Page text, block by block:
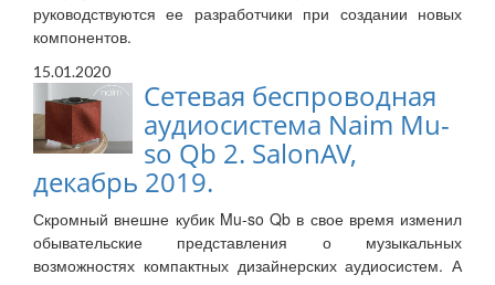
руководствуются ее разработчики при создании новых
компонентов.
15.01.2020
Сетевая беспроводная
аудиосистема Naim Mu-
so Qb 2. SalonAV,
декабрь 2019.
Скромный внешне кубик Mu-so Qb в свое время изменил
обывательские представления о музыкальных
возможностях компактных дизайнерских аудиосистем. А